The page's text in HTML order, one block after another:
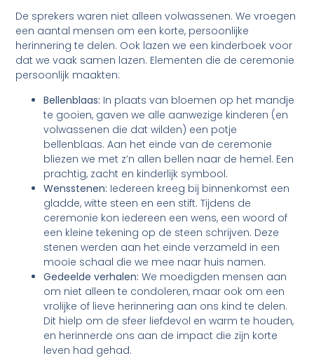
De sprekers waren niet alleen volwassenen. We vroegen
een aantal mensen om een korte, persoonlijke
herinnering te delen. Ook lazen we een kinderboek voor
dat we vaak samen lazen. Elementen die de ceremonie
persoonlijk maakten:
Bellenblaas: In plaats van bloemen op het mandje
te gooien, gaven we alle aanwezige kinderen (en
volwassenen die dat wilden) een potje
bellenblaas. Aan het einde van de ceremonie
bliezen we met z’n allen bellen naar de hemel. Een
prachtig, zacht en kinderlijk symbool.
Wensstenen: Iedereen kreeg bij binnenkomst een
gladde, witte steen en een stift. Tijdens de
ceremonie kon iedereen een wens, een woord of
een kleine tekening op de steen schrijven. Deze
stenen werden aan het einde verzameld in een
mooie schaal die we mee naar huis namen.
Gedeelde verhalen: We moedigden mensen aan
om niet alleen te condoleren, maar ook om een
vrolijke of lieve herinnering aan ons kind te delen.
Dit hielp om de sfeer liefdevol en warm te houden,
en herinnerde ons aan de impact die zijn korte
leven had gehad.